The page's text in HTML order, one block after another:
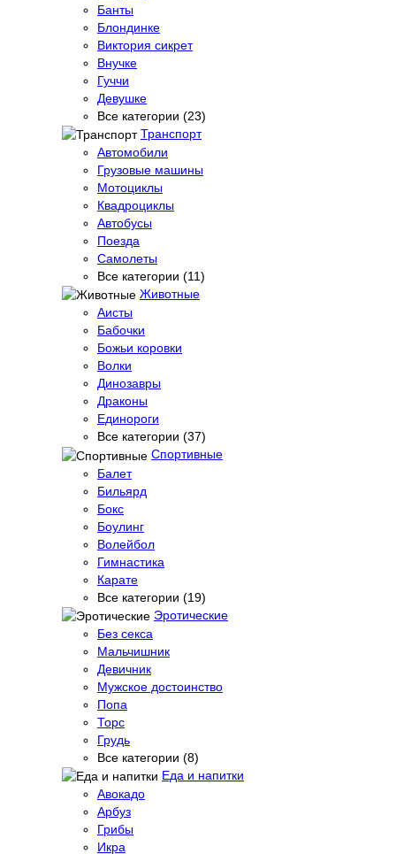
Банты
Блондинке
Виктория сикрет
Внучке
Гуччи
Девушке
Все категории (23)
Транспорт
Автомобили
Грузовые машины
Мотоциклы
Квадроциклы
Автобусы
Поезда
Самолеты
Все категории (11)
Животные
Аисты
Бабочки
Божьи коровки
Волки
Динозавры
Драконы
Единороги
Все категории (37)
Спортивные
Балет
Бильярд
Бокс
Боулинг
Волейбол
Гимнастика
Карате
Все категории (19)
Эротические
Без секса
Мальчишник
Девичник
Мужское достоинство
Попа
Торс
Грудь
Все категории (8)
Еда и напитки
Авокадо
Арбуз
Грибы
Икра